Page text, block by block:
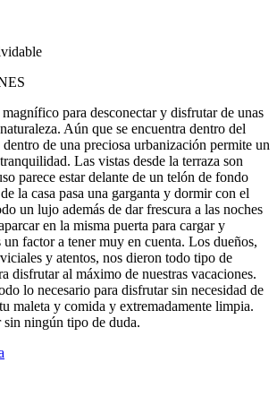
para desconectar y disfrutar de unas
Aún que se encuentra dentro del
de una preciosa urbanización permite un
Las vistas desde la terraza son
parece estar delante de un telón de fondo
la casa pasa una garganta y dormir con el
un lujo además de dar frescura a las noches
en la misma puerta para cargar y
un factor a tener muy en cuenta. Los dueños,
y atentos, nos dieron todo tipo de
disfrutar al máximo de nuestras vacaciones.
lo necesario para disfrutar sin necesidad de
maleta y comida y extremadamente limpia.
ningún tipo de duda.